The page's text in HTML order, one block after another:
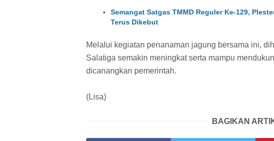
Semangat Satgas TMMD Reguler Ke-129,
Terus Dikebut
Melalui kegiatan penanaman jagung bersama ini,
Salatiga semakin meningkat serta mampu
dicanangkan pemerintah.
(Lisa)
BAGIKAN